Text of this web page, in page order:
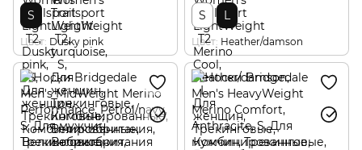
S
Цвет Dusky pink
S L
Цвет Heather/damson